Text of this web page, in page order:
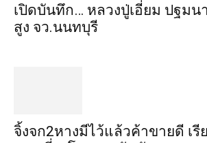
เปิดบันทึก… หลวงปู่เอี่ยม ​ปฐม​
สูง​ จว.นนทบุรี
จิ้งจก​2​หาง​มีไว้แล้ว​ค้าขาย​ดี​ เรี